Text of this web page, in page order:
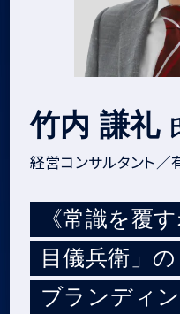
竹内 謙礼
経営コンサルタント
《常識を覆
目儀兵衛」の
ブランディ